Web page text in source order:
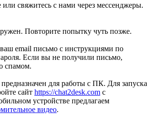
свяжитесь с нами через мессенджеры.
Повторите попытку чуть позже.
email письмо с инструкциями по
Если вы не получили письмо,
спамом.
для работы с ПК. Для запуска
сайт https://chat2desk.com с
устройстве предлагаем
видео.